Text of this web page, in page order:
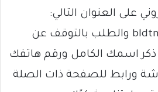
على العنوان التالي:
bldtna3@gmail.com والطلب بالتوقف عن
ذكر اسمك الكامل ورقم هاتفك
ورابط للصفحة ذات الصلة